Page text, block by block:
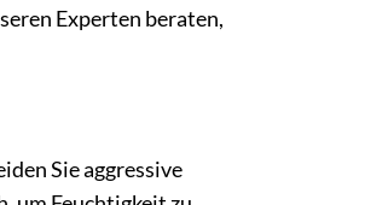
Experten beraten,
Sie aggressive